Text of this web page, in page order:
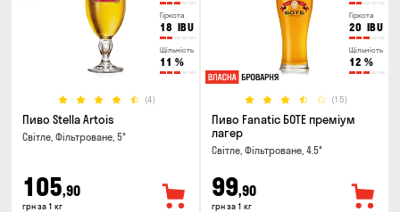
Гіркота
18 IBU
Щільність
11 %
(4)
Пиво Stella Artois
Світле, Фільтроване, 5°
105,90
грн за 1 кг
Гіркота
20 IBU
Щільність
12 %
(15)
Пиво Fanatic БОТЕ преміум
лагер
Світле, Фільтроване, 4.5°
99,90
грн за 1 кг